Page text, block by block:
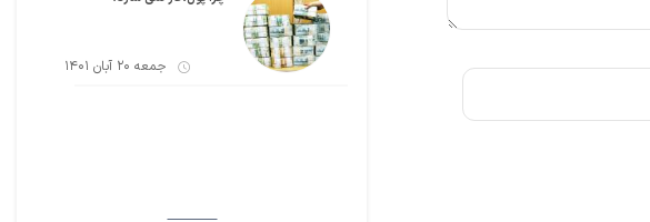
جمعه 20 آبان 1401